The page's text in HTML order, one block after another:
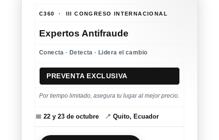
C360 · III CONGRESO INTERNACIONAL
Expertos Antifraude
Conecta · Detecta · Lidera el cambio
PREVENTA EXCLUSIVA
Por tiempo limitado, asegura tu lugar al mejor precio.
📅 22 y 23 de octubre 📍 Quito, Ecuador